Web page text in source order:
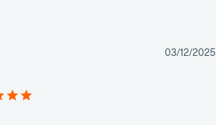
03/12/2025